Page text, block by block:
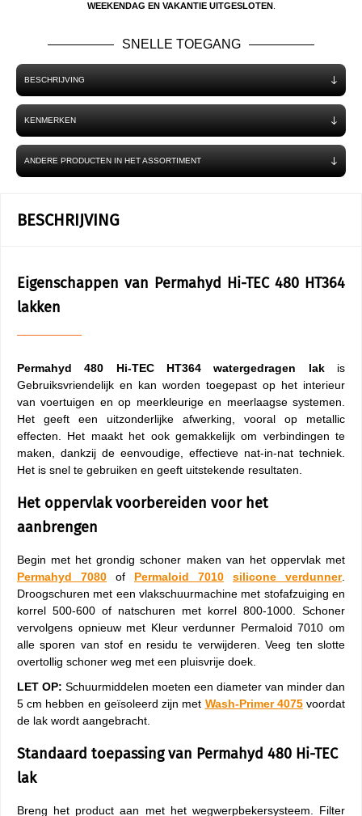
WEEKENDAG EN VAKANTIE UITGESLOTEN.
SNELLE TOEGANG
BESCHRIJVING
KENMERKEN
ANDERE PRODUCTEN IN HET ASSORTIMENT
BESCHRIJVING
Eigenschappen van Permahyd Hi-TEC 480 HT364
lakken
Permahyd 480 Hi-TEC HT364watergedragen lakis
Gebruiksvriendelijk en kan worden toegepast op het interieur
van voertuigen en op meerkleurige en meerlaagse systemen.
Het geeft een uitzonderlijke afwerking, vooral op metallic
effecten. Het maakt het ook gemakkelijk om verbindingen te
maken, dankzij de eenvoudige, effectieve nat-in-nat techniek.
Het is snel te gebruiken en geeft uitstekende resultaten.
Het oppervlak voorbereiden voor het
aanbrengen
Begin met het grondig schoner maken van het oppervlak met
Permahyd 7080 of Permaloid 7010 silicone verdunner.
Droogschuren met een vlakschuurmachine met stofafzuiging en
korrel 500-600 of natschuren met korrel 800-1000. Schoner
vervolgens opnieuw met Kleur verdunner Permaloid 7010 om
alle sporen van stof en residu te verwijderen. Veeg ten slotte
overtollig schoner weg met een pluisvrije doek.
LET OP: Schuurmiddelen moeten een diameter van minder dan
5 cm hebben en geïsoleerd zijn met Wash-Primer 4075voordat
de lak wordt aangebracht.
Standaard toepassing van Permahyd 480 Hi-TEC
lak
Breng het product aan met het wegwerpbekersysteem. Filter